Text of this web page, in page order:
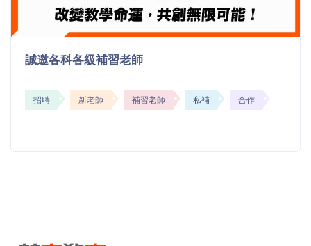
誠邀各科各級補習老師
招聘 新老師 補習老師 私補 合作